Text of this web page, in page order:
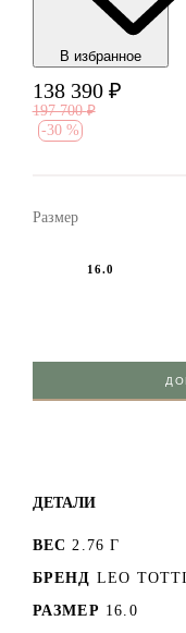
В избранноe
138 390 ₽
197 700 ₽
-30 %
Размер
16.0
ДЕТАЛИ
ВЕС 2.76 Г
БРЕНД LEO TOTTI
РАЗМЕР 16.0